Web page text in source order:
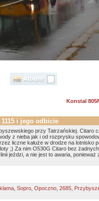
Konstal
1115 i jego odbicie
przy Tatrzańskiej. Citaro
z nieba jak i od rozprysku
liczne kałuże w drodze na lotnisko
;) Za nim O530G Citaro bez
jeździ, a nie jest to awaria, ponieważ
, Sopro, Opoczno, 2685,